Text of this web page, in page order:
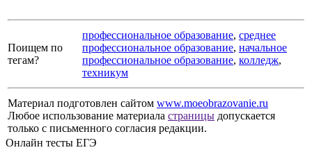
Поищем по
тегам?
профессиональное образование, среднее
профессиональное образование, начальное
профессиональное образование, колледж,
техникум
Материал подготовлен сайтом www.moeobrazovanie.ru
Любое использование материала страницы допускается
только с письменного согласия редакции.
Онлайн тесты ЕГЭ